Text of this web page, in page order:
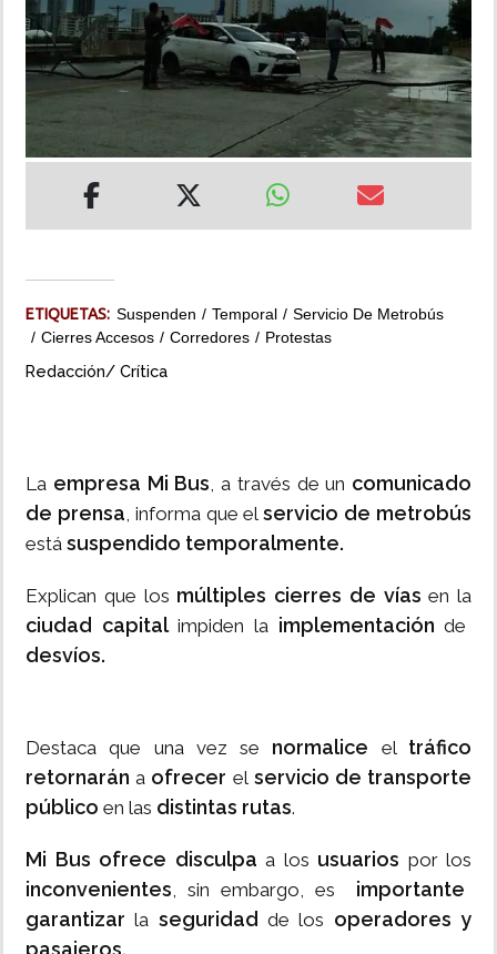
INSÓLITAS
MULTIMEDIA
ETIQUETAS: Suspenden Temporal
Servicio De Metrobús
Cierres Accesos
Corredores Protestas
Redacción/ Crítica
La empresa Mi Bus, a través de un comunicado
de prensa, informa que elservicio de metrobús
está suspendido temporalmente.
Explican que los múltiples cierres de vías en la
ciudad capitalimpiden la implementación de
desvíos.
Destaca que una vez se normalice el tráfico
retornarán a ofrecer el servicio de transporte
público en las distintas rutas.
Mi Bus ofrece disculpa a los usuarios por los
inconvenientes, sin embargo, es importante
garantizar la seguridad de los operadores y
pasajeros.